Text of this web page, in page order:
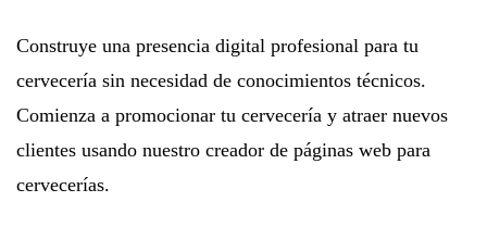
Construye una presencia digital profesional para tu
cervecería sin necesidad de conocimientos técnicos.
Comienza a promocionar tu cervecería y atraer nuevos
clientes usando nuestro creador de páginas web para
cervecerías.